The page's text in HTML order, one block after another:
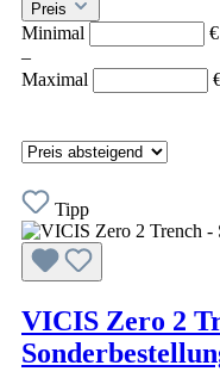
Preis
Minimal
€
–
Maximal
Tipp
VICIS Zero 2